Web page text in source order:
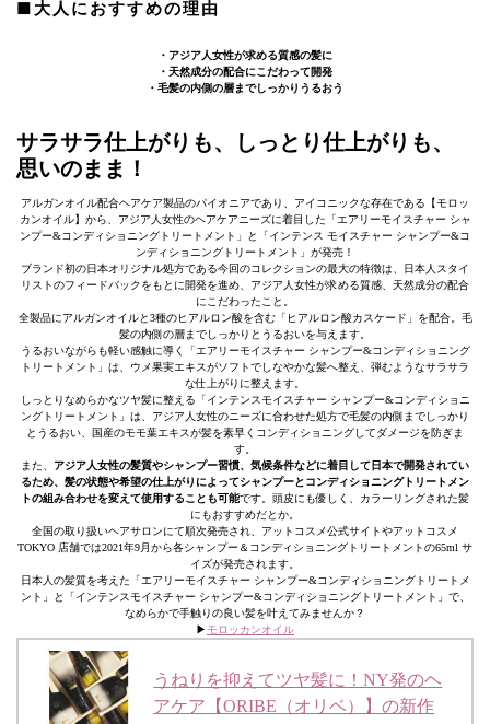
■大人におすすめの理由
・アジア人女性が求める質感の髪に
・天然成分の配合にこだわって開発
・毛髪の内側の層までしっかりうるおう
サラサラ仕上がりも、しっとり仕上がりも、
思いのまま！
アルガンオイル配合ヘアケア製品のパイオニアであり、アイコニックな存在である【モロッ
カンオイル】から、アジア人女性のヘアケアニーズに着目した「エアリーモイスチャー シャ
ンプー&コンディショニングトリートメント」と「インテンス モイスチャー シャンプー&コ
ンディショニングトリートメント」が発売！
ブランド初の日本オリジナル処方である今回のコレクションの最大の特徴は、日本人スタイ
リストのフィードバックをもとに開発を進め、アジア人女性が求める質感、天然成分の配合
にこだわったこと。
全製品にアルガンオイルと3種のヒアルロン酸を含む「ヒアルロン酸カスケード」を配合。毛
髪の内側の層までしっかりとうるおいを与えます。
うるおいながらも軽い感触に導く「エアリーモイスチャー シャンプー&コンディショニング
トリートメント」は、ウメ果実エキスがソフトでしなやかな髪へ整え、弾むようなサラサラ
な仕上がりに整えます。
しっとりなめらかなツヤ髪に整える「インテンスモイスチャー シャンプー&コンディショニ
ングトリートメント」は、アジア人女性のニーズに合わせた処方で毛髪の内側までしっかり
とうるおい、国産のモモ葉エキスが髪を素早くコンディショニングしてダメージを防ぎま
す。
また、 アジア人女性の髪質やシャンプー習慣、気候条件などに着目して日本で開発されてい
るため、髪の状態や希望の仕上がりによってシャンプーとコンディショニングトリートメン
トの組み合わせを変えて使用することも可能です。頭皮にも優しく、カラーリングされた髪
にもおすすめだとか。
全国の取り扱いヘアサロンにて順次発売され、アットコスメ公式サイトやアットコスメ
TOKYO 店舗では2021年9月から各シャンプー＆コンディショニングトリートメントの65ml サ
イズが発売されます。
日本人の髪質を考えた「エアリーモイスチャー シャンプー&コンディショニングトリートメ
ント」と「インテンスモイスチャー シャンプー&コンディショニングトリートメント」で、
なめらかで手触りの良い髪を叶えてみませんか？
▶︎モロッカンオイル
うねりを抑えてツヤ髪に！NY発のヘ
アケア【ORIBE（オリベ）】の新作